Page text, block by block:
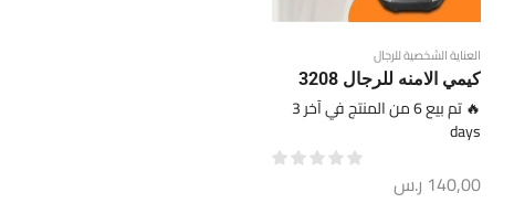
العناية الشخصية للرجال
كيمي الامنه للرجال 3208
🔥 تم بيع 6 من المنتج في آخر 3
days
140,00 ر.س